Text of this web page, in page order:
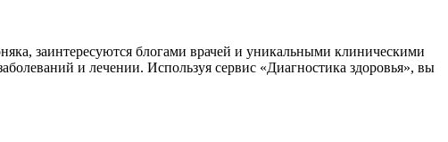
заинтересуются блогами врачей и уникальными клиническими
и лечении. Используя сервис «Диагностика здоровья», вы